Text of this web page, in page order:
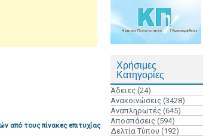
από τους πίνακες επιτυχίας
Χρήσιμες
Κατηγορίες
Άδειες (24)
Ανακοινώσεις (3428)
Αναπληρωτές (645)
Αποσπάσεις (594)
Δελτία Τύπου (192)